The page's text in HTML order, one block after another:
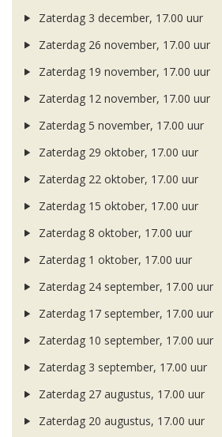
Zaterdag 3 december, 17.00 uur
Zaterdag 26 november, 17.00 uur
Zaterdag 19 november, 17.00 uur
Zaterdag 12 november, 17.00 uur
Zaterdag 5 november, 17.00 uur
Zaterdag 29 oktober, 17.00 uur
Zaterdag 22 oktober, 17.00 uur
Zaterdag 15 oktober, 17.00 uur
Zaterdag 8 oktober, 17.00 uur
Zaterdag 1 oktober, 17.00 uur
Zaterdag 24 september, 17.00 uur
Zaterdag 17 september, 17.00 uur
Zaterdag 10 september, 17.00 uur
Zaterdag 3 september, 17.00 uur
Zaterdag 27 augustus, 17.00 uur
Zaterdag 20 augustus, 17.00 uur